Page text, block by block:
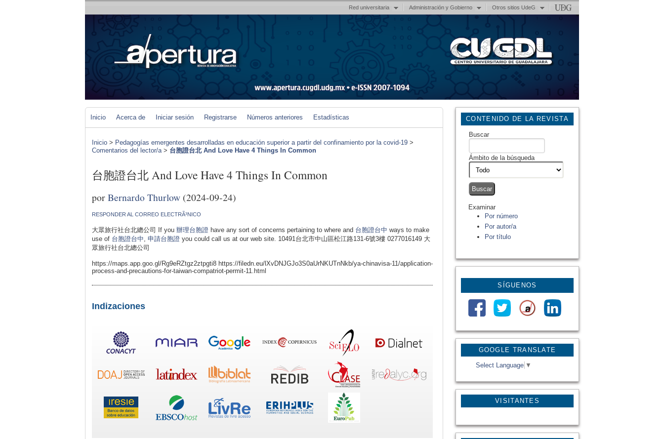
Red universitaria Administración y Gobierno Otros sitios UdeG
GOOGLE TRANSLATE
Select Language ▼
VISITANTES
CONTENIDO DE LA REVISTA
Buscar
Ámbito de la búsqueda
Examinar
Por número
Por autor/a
Por título
SÍGUENOS
Inicio Acerca de Iniciar sesión Registrarse Números anteriores Estadísticas
Inicio > Pedagogías emergentes desarrolladas en educación superior a partir del confinamiento por la covid-19 >
Comentarios del lector/a> 台胞證台北 And Love Have 4 Things In Common
台胞證台北 And Love Have 4 Things In Common
porBernardo Thurlow (2024-09-24)
RESPONDER AL CORREO ELECTRÃ³NICO
大眾旅行社台北總公司 If you 辦理台胞證 have any sort of concerns pertaining to where and 台胞證台中 ways to make
use of 台胞證台中 申請台胞證 you could call us at our web site. 10491台北市中山區松江路131-6號3樓 0277016149 大
眾旅行社台北總公司
https://maps.app.goo.gl/Rg9eRZtgz2ztpgti8 https://filedn.eu/lXvDNJGJo3S0aUrNKUTnNkb/ya-chinavisa-11/application-
process-and-precautions-for-taiwan-compatriot-permit-11.html
Indizaciones